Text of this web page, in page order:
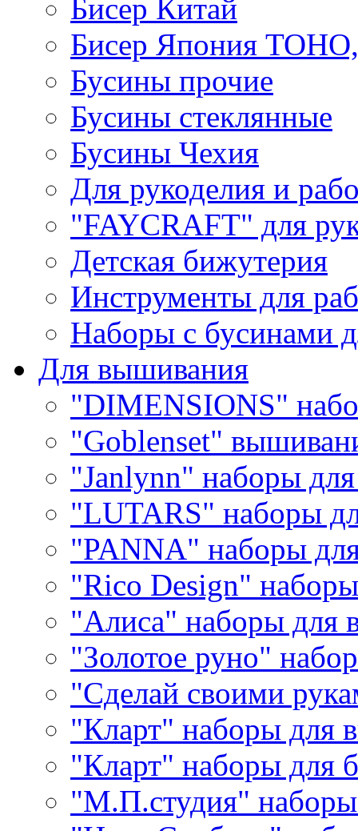
Бисер Китай
Бисер Япония
Бусины прочие
Бусины стеклянные
Бусины Чехия
Для рукоделия и
"FAYCRAFT" для
Детская бижутерия
Инструменты для
Наборы с бусинами
Для вышивания
"DIMENSIONS"
"Goblenset"
"Janlynn" наборы
"LUTARS" наборы
"PANNA" наборы
"Rico Design"
"Алиса" наборы для
"Золотое руно"
"Сделай своими
"Кларт" наборы для
"Кларт" наборы для
"М.П.студия"